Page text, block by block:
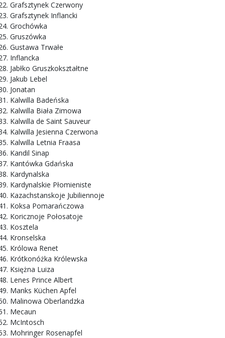
Grafsztynek Czerwony
Grafsztynek Inflancki
Grochówka
Gruszówka
Gustawa Trwałe
Inflancka
Jabłko Gruszkokształtne
Jakub Lebel
Jonatan
Kalwilla Badeńska
Kalwilla Biała Zimowa
Kalwilla de Saint Sauveur
Kalwilla Jesienna Czerwona
Kalwilla Letnia Fraasa
Kandil Sinap
Kantówka Gdańska
Kardynalska
Kardynalskie Płomieniste
Kazachstanskoje Jubiliennoje
Koksa Pomarańczowa
Koricznoje Połosatoje
Kosztela
Kronselska
Królowa Renet
Krótkonóżka Królewska
Księżna Luiza
Lenes Prince Albert
Manks Küchen Apfel
Malinowa Oberlandzka
Mecaun
McIntosch
Mohringer Rosenapfel